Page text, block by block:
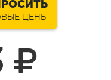
ЦЕНЫ